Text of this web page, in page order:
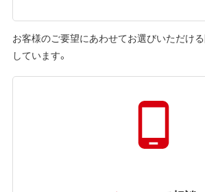
お客様のご要望にあわせてお選びいただけ
しています。